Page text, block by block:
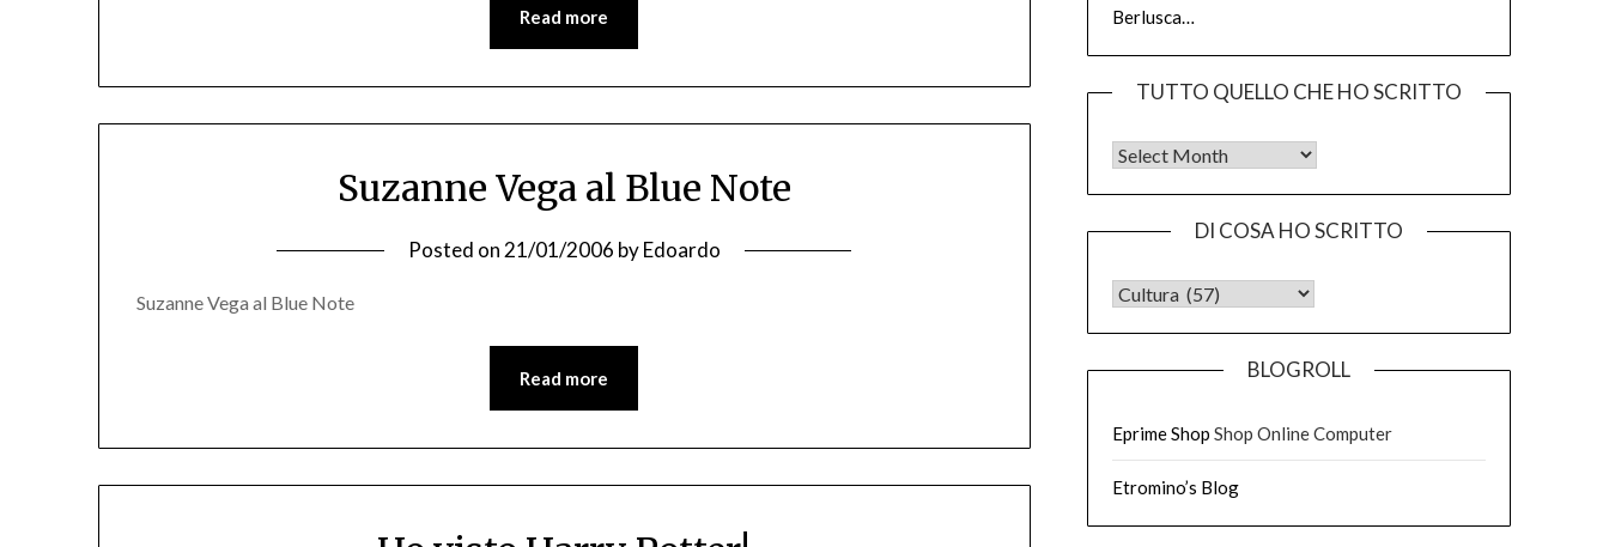
Read more
Suzanne Vega al Blue Note
Posted on21/01/2006 byEdoardo
Suzanne Vega al Blue Note
Read more
Berlusca…
TUTTO QUELLO CHE HO SCRITTO
Tutto quello che ho scritto
DI COSA HO SCRITTO
DI COSA HO SCRITTO
BLOGROLL
Eprime Shop Shop Online Computer
Etromino’s Blog